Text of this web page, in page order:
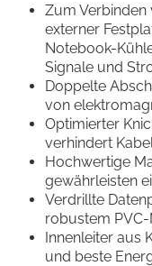
Zum
externer
Notebook-
Signale und
Doppelte
von
Optimierter
verhindert
Hochwertige
gewährleisten
Verdrillte
robustem
Innenleiter aus
und beste